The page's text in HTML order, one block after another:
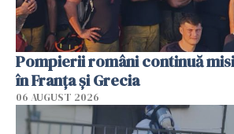
Pompierii români continuă
în Franţa şi Grecia
06 AUGUST 2026